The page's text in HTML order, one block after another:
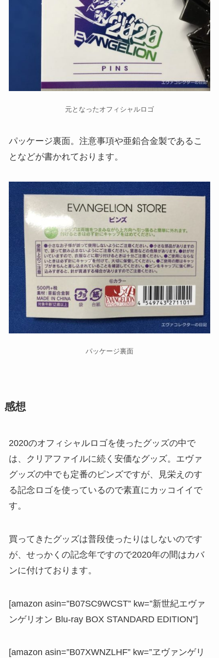
元となったオフィシャルロゴ
パッケージ裏面。注意事項や亜鉛合金製であるこ
となどが書かれております。
パッケージ裏面
感想
2020のオフィシャルロゴを使ったグッズの中で
は、クリアファイルに続く安価なグッズ。エヴァ
グッズの中でも定番のピンズですが、見栄えのす
る記念ロゴを使っているので素直にカッコイイで
す。
買ってきたグッズは普段使ったりはしないのです
が、せっかくの記念年ですので2020年の間はカバ
ンに付けております。
[amazon asin=”B07SC9WCST” kw=”新世紀エヴァ
ンゲリオン Blu-ray BOX STANDARD EDITION”]
[amazon asin=”B07XWNZLHF” kw=”ヱヴァンゲリ